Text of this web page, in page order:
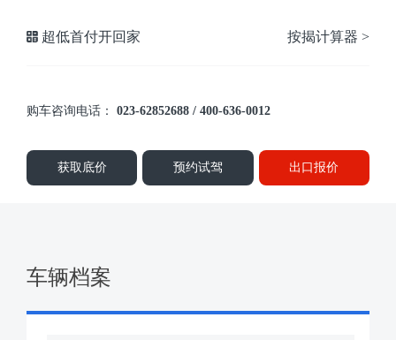
超低首付开回家 按揭计算器 >
购车咨询电话： 023-62852688 / 400-636-0012
获取底价 预约试驾 出口报价
车辆档案